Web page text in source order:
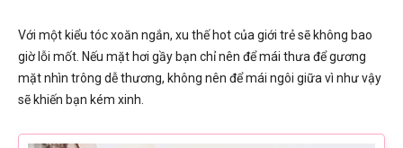
Với một kiểu tóc xoăn ngắn, xu thế hot của giới trẻ sẽ không bao
giờ lỗi mốt. Nếu mặt hơi gầy bạn chỉ nên để mái thưa để gương
mặt nhìn trông dễ thương, không nên để mái ngôi giữa vì như vậy
sẽ khiến bạn kém xinh.